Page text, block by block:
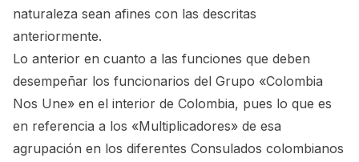
naturaleza sean afines con las descritas
anteriormente.
Lo anterior en cuanto a las funciones que deben
desempeñar los funcionarios del Grupo «Colombia
Nos Une» en el interior de Colombia, pues lo que es
en referencia a los «Multiplicadores» de esa
agrupación en los diferentes Consulados colombianos